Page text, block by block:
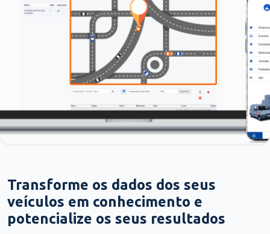
Transforme os dados dos seus
veículos em conhecimento e
potencialize os seus resultados